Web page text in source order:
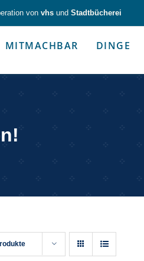
von vhs und Stadtbücherei
MITMACHBAR DINGE
Werkzeug & Alltagshelfer
Werkzeug & Altagshelfer
Nimm die Dinge selbst in die Hand.